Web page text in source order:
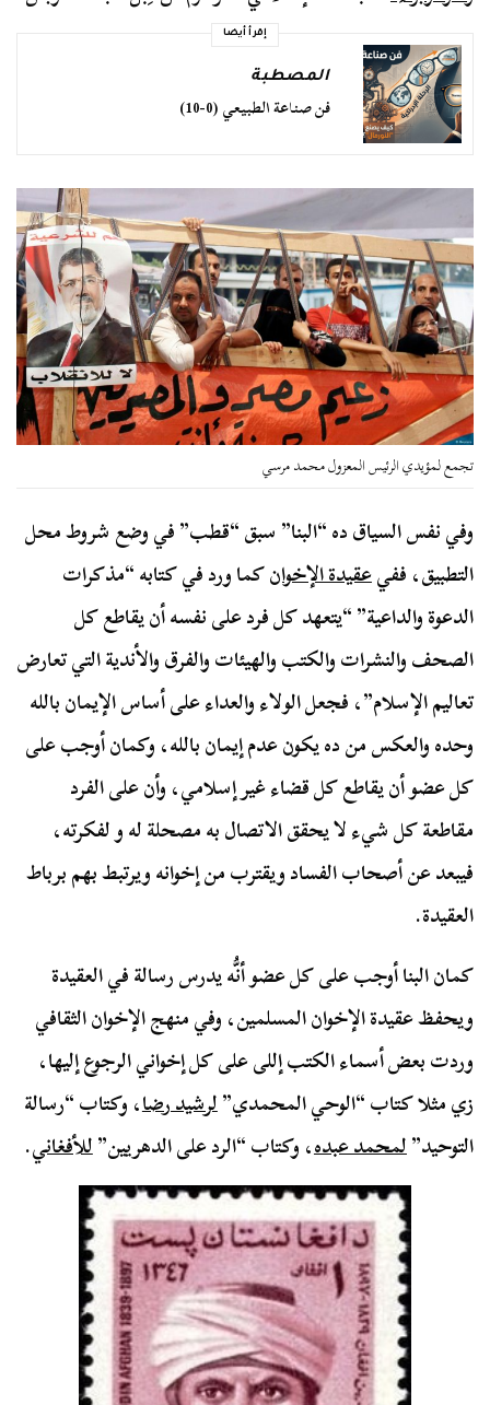
إقرأ أيضا
المصطبة
فن صناعة الطبيعي (0-10)
تجمع لمؤيدي الرئيس المعزول محمد مرسي
وفي نفس السياق ده “البنا” سبق “قطب” في وضع شروط محل
التطبيق، ففيعقيدة الإخوانكما ورد في كتابه “مذكرات
الدعوة والداعية” “يتعهد كل فرد على نفسه أن يقاطع كل
الصحف والنشرات والكتب والهيئات والفرق والأندية التي تعارض
تعاليم الإسلام”، فجعل الولاء والعداء على أساس الإيمان بالله
وحده والعكس من ده يكون عدم إيمان بالله، وكمان أوجب على
كل عضو أن يقاطع كل قضاء غير إسلامي، وأن على الفرد
مقاطعة كل شيء لا يحقق الاتصال به مصحلة له و لفكرته،
فيبعد عن أصحاب الفساد ويقترب من إخوانه ويرتبط بهم برباط
العقيدة.
كمان البنا أوجب على كل عضو أنُّه يدرس رسالة في العقيدة
ويحفظ عقيدة الإخوان المسلمين، وفي منهج الإخوان الثقافي
وردت بعض أسماء الكتب إللى على كل إخواني الرجوع إليها،
زي مثلا كتاب “الوحي المحمدي”لرشيد رضا، وكتاب “رسالة
التوحيد”لمحمد عبده، وكتاب “الرد على الدهريين”للأفغاني.